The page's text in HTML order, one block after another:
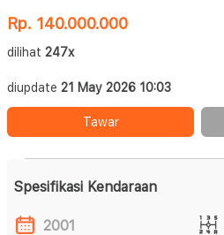
Rp. 140.000.000
dilihat 247x
diupdate 21 May 2026 10:03
Tawar
Spesifikasi Kendaraan
2001